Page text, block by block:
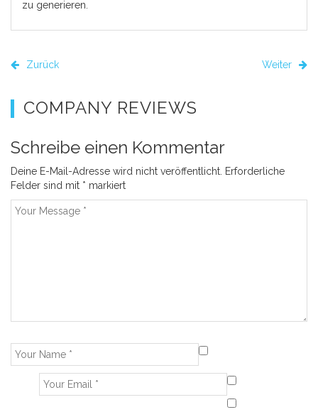
zu generieren.
Zurück Weiter
COMPANY REVIEWS
Schreibe einen Kommentar
Deine E-Mail-Adresse wird nicht veröffentlicht. Erforderliche
Felder sind mit * markiert